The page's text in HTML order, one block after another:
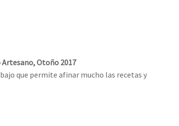
Otoño 2017
que permite afinar mucho las recetas y